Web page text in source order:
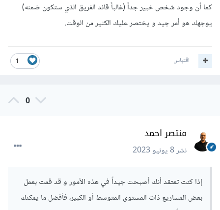
كما أن وجود شخص خبير جداً (غالباً قائد الفريق الذي ستكون ضمنه)
يوجهك هو أمر جيد و يختصر عليك الكثير من الوقت.
1 اقتباس
0
منتصر احمد
نشر8 يونيو 2023
إذا كنت تعتقد أنك أصبحت جيداً في هذه الأمور و قد قمت بعمل
بعض المشاريع ذات المستوى المتوسط أو الكبير، فأفضل ما يمكنك